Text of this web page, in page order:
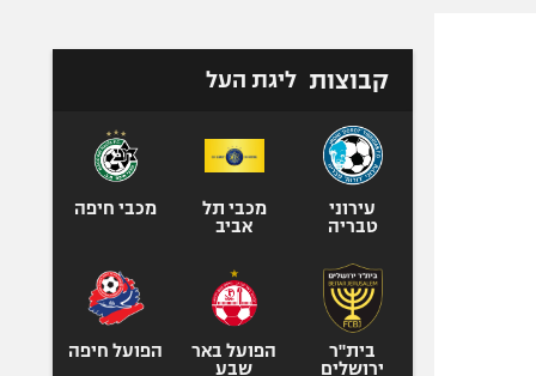
טניס
כדורעף
ספורט אולימפי
קבוצות ליגת העל
עירוני
טבריה
מכבי תל
אביב
מכבי חיפה
בית"ר
ירושלים
הפועל באר
שבע
הפועל חיפה